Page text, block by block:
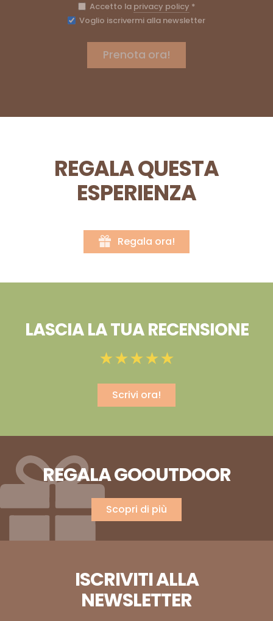
Accetto la privacy policy *
Voglio iscrivermi alla newsletter
REGALA QUESTA
ESPERIENZA
Regala ora!
LASCIA LA TUA RECENSIONE
Scrivi ora!
REGALA GOOUTDOOR
Scopri di più
ISCRIVITI ALLA
NEWSLETTER